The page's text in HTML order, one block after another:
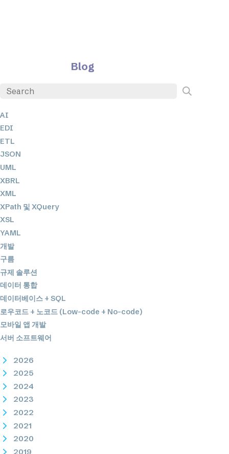
Blog
AI
EDI
ETL
JSON
UML
XBRL
XML
XPath 및 XQuery
XSL
YAML
개발
구름
규제 솔루션
데이터 통합
데이터베이스 + SQL
로우코드 + 노코드 (Low-code + No-code)
모바일 앱 개발
서버 소프트웨어
2026
2025
2024
2023
2022
2021
2020
2019